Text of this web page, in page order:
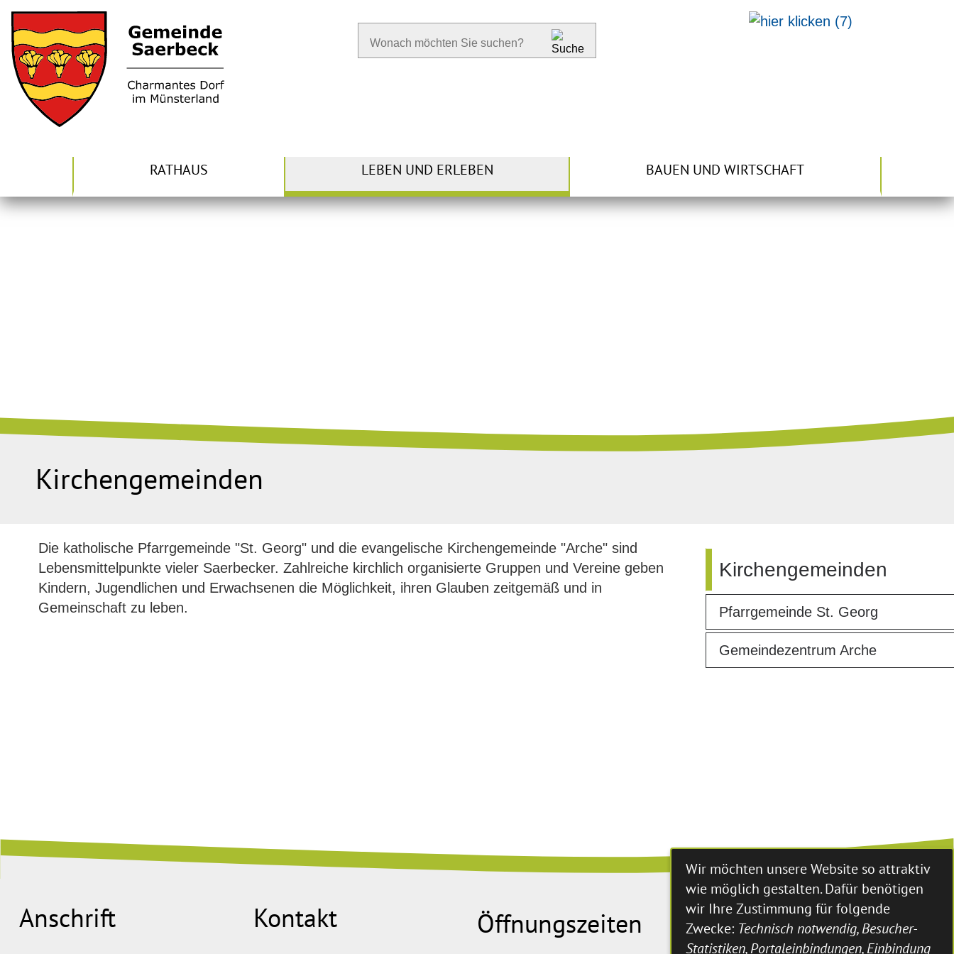
RATHAUS LEBEN UND ERLEBEN BAUEN UND WIRTSCHAFT
Kirchengemeinden
Kirchengemeinden
Pfarrgemeinde St. Georg
Gemeindezentrum Arche
Die katholische Pfarrgemeinde "St. Georg" und die evangelische Kirchengemeinde "Arche" sind
Lebensmittelpunkte vieler Saerbecker. Zahlreiche kirchlich organisierte Gruppen und Vereine geben
Kindern, Jugendlichen und Erwachsenen die Möglichkeit, ihren Glauben zeitgemäß und in
Gemeinschaft zu leben.
Anschrift Kontakt Öffnungszeiten
Wir möchten unsere Website so attraktiv
wie möglich gestalten. Dafür benötigen
wir Ihre Zustimmung für folgende
Zwecke: Technisch notwendig, Besucher-
Statistiken, Portaleinbindungen, Einbindung